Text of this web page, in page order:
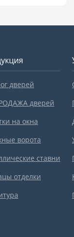
дверей
дверей
на окна
ворота
ставни
отделки